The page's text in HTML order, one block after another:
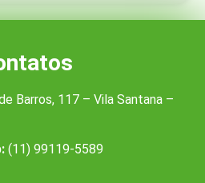
Barros, 117 – Vila Santana –
(11) 99119-5589